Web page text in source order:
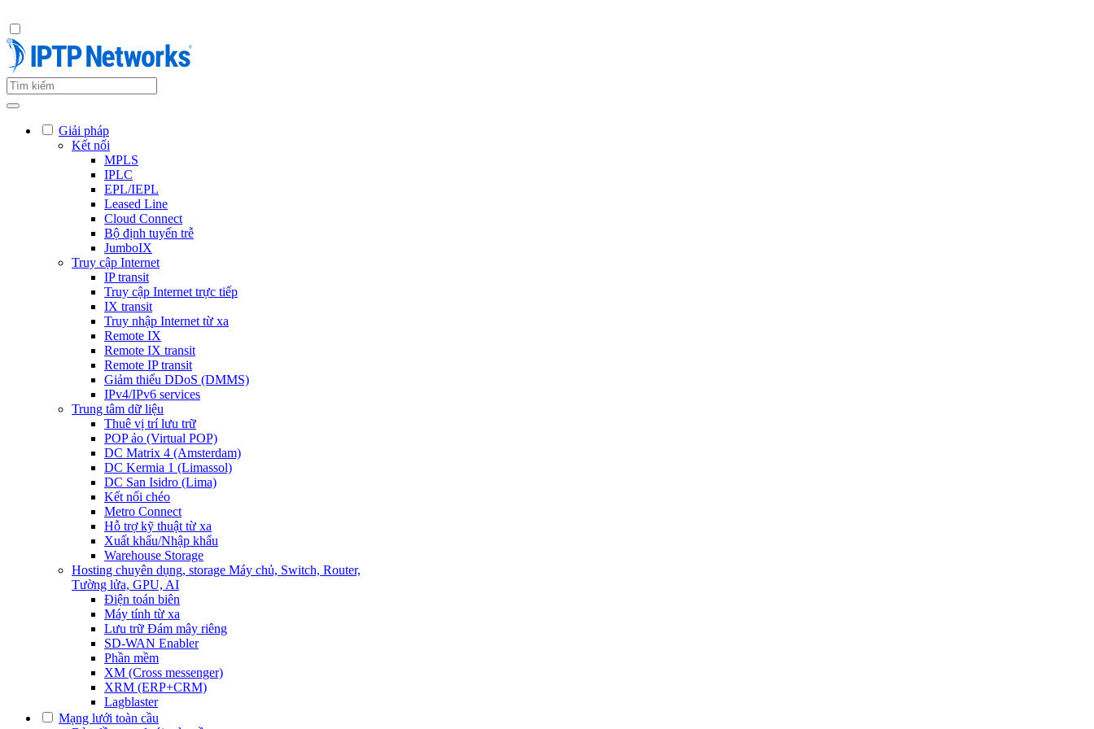
Giải pháp
Kết nối
MPLS
IPLC
EPL/IEPL
Leased Line
Cloud Connect
Bộ định tuyến trễ
JumboIX
Truy cập Internet
IP transit
Truy cập Internet trực tiếp
IX transit
Truy nhập Internet từ xa
Remote IX
Remote IX transit
Remote IP transit
Giảm thiểu DDoS (DMMS)
IPv4/IPv6 services
Trung tâm dữ liệu
Thuê vị trí lưu trữ
POP ảo (Virtual POP)
DC Matrix 4 (Amsterdam)
DC Kermia 1 (Limassol)
DC San Isidro (Lima)
Kết nối chéo
Metro Connect
Hỗ trợ kỹ thuật từ xa
Xuất khẩu/Nhập khẩu
Warehouse Storage
Hosting chuyên dụng, storage Máy chủ, Switch, Router,
Tường lửa, GPU, AI
Điện toán biên
Máy tính từ xa
Lưu trữ Đám mây riêng
SD-WAN Enabler
Phần mềm
XM (Cross messenger)
XRM (ERP+CRM)
Lagblaster
Mạng lưới toàn cầu